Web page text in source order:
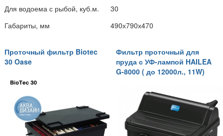
Для водоема с рыбой, куб.м.
30
Габариты, мм
490х790х470
Проточный фильтр Biotec
30 Oase
Фильтр проточный для
пруда с УФ-лампой HAILEA
G-8000 ( до 12000л., 11W)